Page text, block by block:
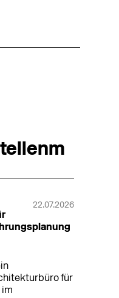
22.07.2026
für
im